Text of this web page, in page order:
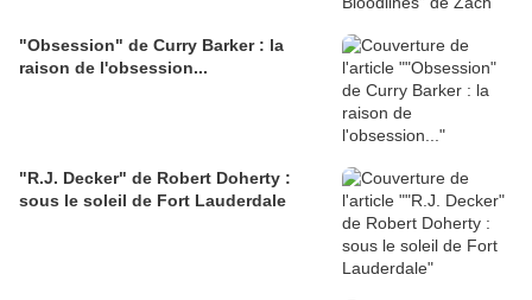
"Obsession" de Curry Barker : la
raison de l'obsession...
"R.J. Decker" de Robert Doherty :
sous le soleil de Fort Lauderdale